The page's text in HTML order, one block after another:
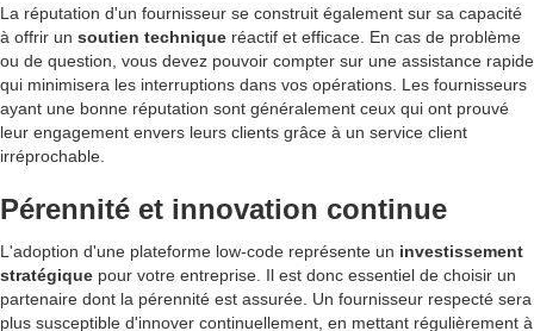
La réputation d'un fournisseur se construit également sur sa capacité
à offrir un soutien technique réactif et efficace. En cas de problème
ou de question, vous devez pouvoir compter sur une assistance rapide
qui minimisera les interruptions dans vos opérations. Les fournisseurs
ayant une bonne réputation sont généralement ceux qui ont prouvé
leur engagement envers leurs clients grâce à un service client
irréprochable.
Pérennité et innovation continue
L'adoption d'une plateforme low-code représente un investissement
stratégique pour votre entreprise. Il est donc essentiel de choisir un
partenaire dont la pérennité est assurée. Un fournisseur respecté sera
plus susceptible d'innover continuellement, en mettant régulièrement à